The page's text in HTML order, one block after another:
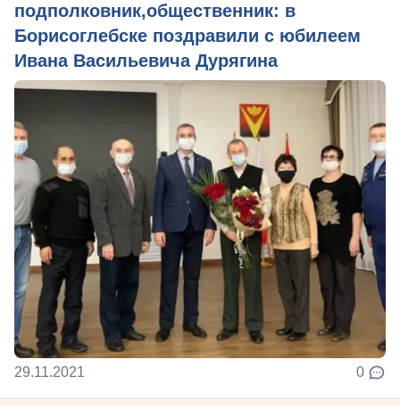
подполковник,общественник: в
Борисоглебске поздравили с юбилеем
Ивана Васильевича Дурягина
29.11.2021 0